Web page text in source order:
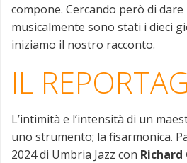
compone. Cercando però di dare
musicalmente sono stati i dieci
iniziamo il nostro racconto.
IL
L’intimità e l’intensità di un
uno strumento; la fisarmonica.
2024 di Umbria Jazz con